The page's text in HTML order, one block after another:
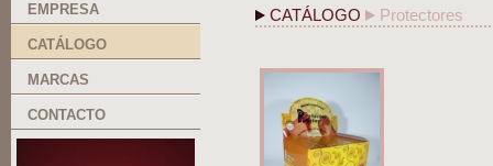
EMPRESA
CATÁLOGO
MARCAS
CONTACTO
CATÁLOGO Protectores